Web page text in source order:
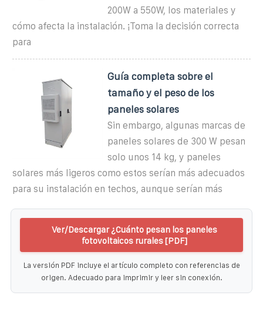
200W a 550W, los materiales y
cómo afecta la instalación. ¡Toma la decisión correcta
para
Guía completa sobre el
tamaño y el peso de los
paneles solares
Sin embargo, algunas marcas de
paneles solares de 300 W pesan
solo unos 14 kg, y paneles
solares más ligeros como estos serían más adecuados
para su instalación en techos, aunque serían más
Ver/Descargar ¿Cuánto pesan los paneles
fotovoltaicos rurales [PDF]
La versión PDF incluye el artículo completo con referencias de
origen. Adecuado para imprimir y leer sin conexión.